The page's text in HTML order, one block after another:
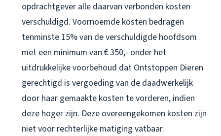
opdrachtgever alle daarvan verbonden kosten
verschuldigd. Voornoemde kosten bedragen
tenminste 15% van de verschuldigde hoofdsom
met een minimum van € 350,- onder het
uitdrukkelijke voorbehoud dat Ontstoppen Dieren
gerechtigd is vergoeding van de daadwerkelijk
door haar gemaakte kosten te vorderen, indien
deze hoger zijn. Deze overeengekomen kosten zijn
niet voor rechterlijke matiging vatbaar.